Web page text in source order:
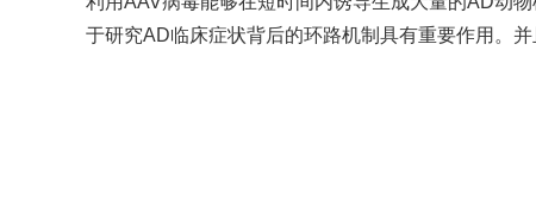
于研究AD临床症状背后的环路机制具有重要作用。